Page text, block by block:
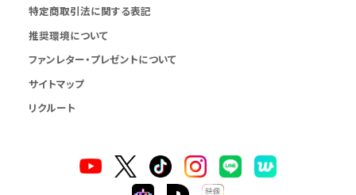
特定商取引法に関する表記
推奨環境について
ファンレター・プレゼントについて
サイトマップ
リクルート